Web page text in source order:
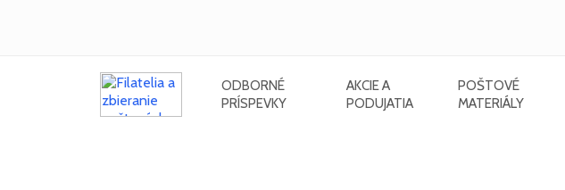
ODBORNÉ
PRÍSPEVKY
AKCIE A
PODUJATIA
POŠTOVÉ
MATERIÁLY